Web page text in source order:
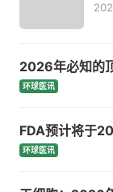
2026年必知的
环球医讯
FDA预计将于
环球医讯